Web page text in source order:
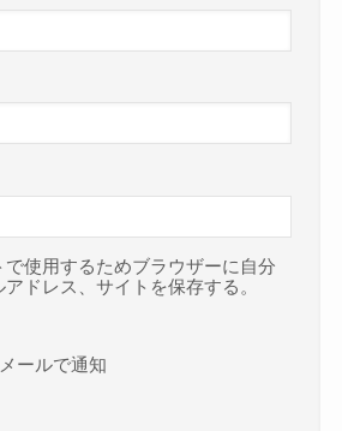
で使用するためブラウザーに自分
ドレス、サイトを保存する。
ールで通知